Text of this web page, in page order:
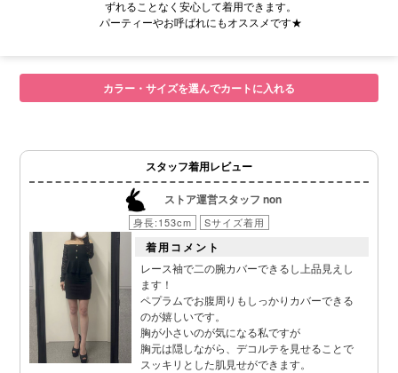
ずれることなく安心して着用できます。
パーティーやお呼ばれにもオススメです★
カラー・サイズを選んでカートに入れる
スタッフ着用レビュー
ストア運営スタッフ non
身長:153cm Sサイズ着用
着用コメント
レース袖で二の腕カバーできるし上品見えし
ます！
ペプラムでお腹周りもしっかりカバーできる
のが嬉しいです。
胸が小さいのが気になる私ですが
胸元は隠しながら、デコルテを見せることで
スッキリとした肌見せができます。